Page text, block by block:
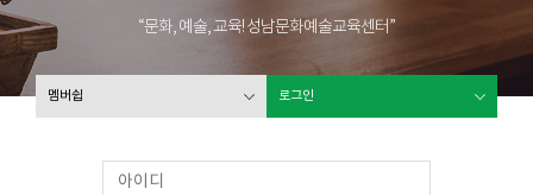
“문화, 예술, 교육! 성남문화예술교육센터”
멤버쉽 로그인